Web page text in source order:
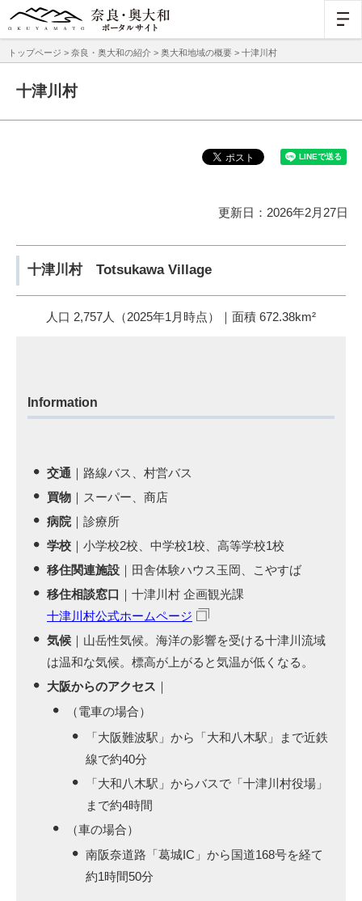
トップページ > 奈良・奥大和の紹介 > 奥大和地域の概要 > 十津川村
十津川村
更新日：2026年2月27日
十津川村 Totsukawa Village
人口 2,757人（2025年1月時点）｜面積 672.38km²
Information
交通 ｜路線バス、村営バス
買物 ｜スーパー、商店
病院｜診療所
学校 ｜小学校2校、中学校1校、高等学校1校
移住関連施設 ｜田舎体験ハウス玉岡、こやすば
移住相談窓口 ｜十津川村 企画観光課
十津川村公式ホームページ
気候 ｜山岳性気候。海洋の影響を受ける十津川流域
は温和な気候。標高が上がると気温が低くなる。
大阪からのアクセス ｜
（電車の場合）
「大阪難波駅」から「大和八木駅」まで近鉄
線で約40分
「大和八木駅」からバスで「十津川村役場」
まで約4時間
（車の場合）
南阪奈道路「葛城IC」から国道168号を経て
約1時間50分